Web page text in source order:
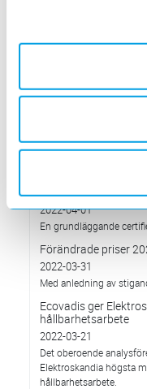
Välkommen till våra
Den 1 juni har vi ny
Förändrade priser
Grundkurs för
2022-04-01
En grundläggande
Förändrade priser
2022-03-31
Med anledning av
Ecovadis ger
hållbarhetsarbete
2022-03-21
Det oberoende
Elektroskandia högsta
hållbarhetsarbete.